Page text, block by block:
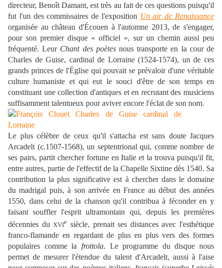
directeur, Benoît Damant, est très au fait de ces questions puisqu'il
fut l'un des commissaires de l'exposition Un air de Renaissance
organisée au château d'Écouen à l'automne 2013, de s'engager,
pour son premier disque « officiel », sur un chemin aussi peu
fréquenté. Leur Chant des poètesnous transporte en la cour de
Charles de Guise, cardinal de Lorraine (1524-1574), un de ces
grands princes de l'Église qui pouvait se prévaloir d'une véritable
culture humaniste et qui eut le souci d'être de son temps en
constituant une collection d'antiques et en recrutant des musiciens
suffisamment talentueux pour aviver encore l'éclat de son nom.
Le plus célèbre de ceux qu'il s'attacha est sans doute Jacques
Arcadelt (c.1507-1568), un septentrional qui, comme nombre de
ses pairs, partit chercher fortune en Italie et la trouva puisqu'il fit,
entre autres, partie de l'effectif de la Chapelle Sixtine dès 1540. Sa
contribution la plus significative est à chercher dans le domaine
du madrigal puis, à son arrivée en France au début des années
1550, dans celui de la chanson qu'il contribua à féconder en y
faisant souffler l'esprit ultramontain qui, depuis les premières
décennies du XVIe siècle, prenait ses distances avec l'esthétique
franco-flamande en regardant de plus en plus vers des formes
populaires comme la frottola. Le programme du disque nous
permet de mesurer l'étendue du talent d'Arcadelt, aussi à l'aise